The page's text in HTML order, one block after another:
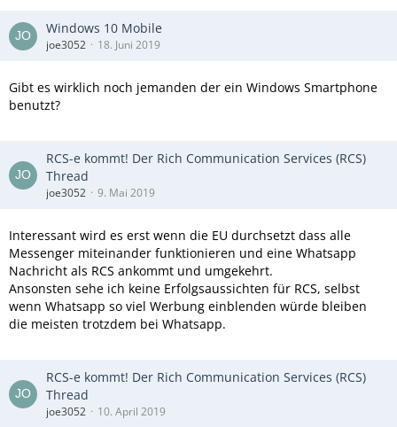
Windows 10 Mobile
joe3052 18. Juni 2019
Gibt es wirklich noch jemanden der ein Windows Smartphone
benutzt?
RCS-e kommt! Der Rich Communication Services (RCS)
Thread
joe3052 9. Mai 2019
Interessant wird es erst wenn die EU durchsetzt dass alle
Messenger miteinander funktionieren und eine Whatsapp
Nachricht als RCS ankommt und umgekehrt.
Ansonsten sehe ich keine Erfolgsaussichten für RCS, selbst
wenn Whatsapp so viel Werbung einblenden würde bleiben
die meisten trotzdem bei Whatsapp.
RCS-e kommt! Der Rich Communication Services (RCS)
Thread
joe3052 10. April 2019